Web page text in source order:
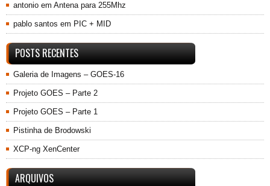
antonio em Antena para 255Mhz
pablo santos em PIC + MID
POSTS RECENTES
Galeria de Imagens – GOES-16
Projeto GOES – Parte 2
Projeto GOES – Parte 1
Pistinha de Brodowski
XCP-ng XenCenter
ARQUIVOS